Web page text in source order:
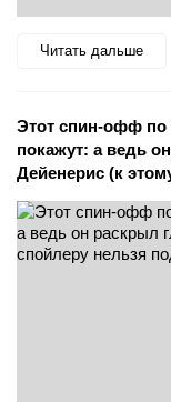
Читать дальше
Этот спин-офф по
покажут: а ведь
Дейенерис (к